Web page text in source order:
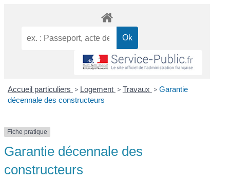
Accueil particuliers > Logement > Travaux > Garantie
décennale des constructeurs
Fiche pratique
Garantie décennale des
constructeurs